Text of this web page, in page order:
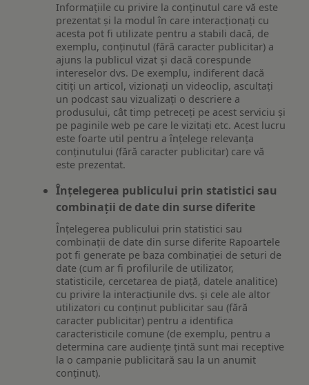
Informațiile cu privire la conținutul care vă este
prezentat și la modul în care interacționați cu
acesta pot fi utilizate pentru a stabili dacă, de
exemplu, conținutul (fără caracter publicitar) a
ajuns la publicul vizat și dacă corespunde
intereselor dvs. De exemplu, indiferent dacă
citiți un articol, vizionați un videoclip, ascultați
un podcast sau vizualizați o descriere a
produsului, cât timp petreceți pe acest serviciu și
pe paginile web pe care le vizitați etc. Acest lucru
este foarte util pentru a înțelege relevanța
conținutului (fără caracter publicitar) care vă
este prezentat.
Înțelegerea publicului prin statistici sau
combinații de date din surse diferite
Înțelegerea publicului prin statistici sau
combinații de date din surse diferite Rapoartele
pot fi generate pe baza combinației de seturi de
date (cum ar fi profilurile de utilizator,
statisticile, cercetarea de piață, datele analitice)
cu privire la interacțiunile dvs. și cele ale altor
utilizatori cu conținut publicitar sau (fără
caracter publicitar) pentru a identifica
caracteristicile comune (de exemplu, pentru a
determina care audiențe țintă sunt mai receptive
la o campanie publicitară sau la un anumit
conținut).